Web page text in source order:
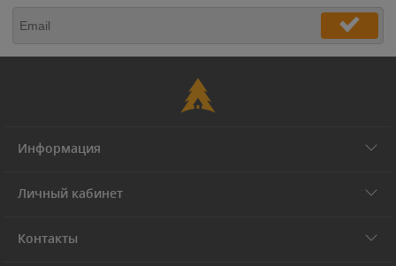
Информация
Личный кабинет
Контакты